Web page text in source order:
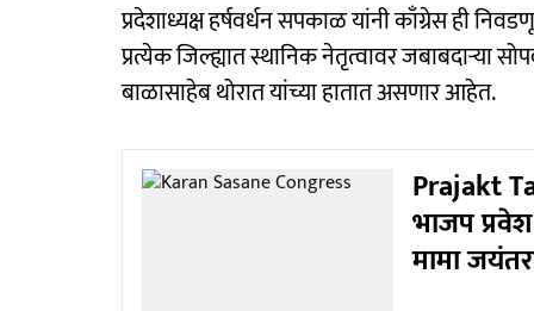
प्रदेशाध्यक्ष हर्षवर्धन सपकाळ यांनी काँग्रेस ही
प्रत्येक जिल्ह्यात स्थानिक नेतृत्वावर जबाबदाऱ्या
बाळासाहेब थोरात यांच्या हातात असणार आहेत.
Prajakt
भाजप
मामा